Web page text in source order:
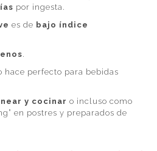
por ingesta.
es de bajo índice
.
hace perfecto para bebidas
y cocinar o incluso como
en postres y preparados de